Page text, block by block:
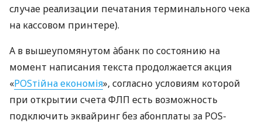
случае реализации печатания терминального чека
на кассовом принтере).
А в вышеупомянутом àбанк по состоянию на
момент написания текста продолжается акция
«POSтійна економія», согласно условиям которой
при открытии счета ФЛП есть возможность
подключить эквайринг без абонплаты за POS-